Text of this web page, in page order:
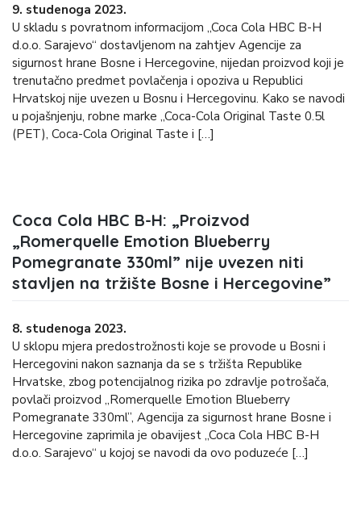
9. studenoga 2023.
U skladu s povratnom informacijom „Coca Cola HBC B-H
d.o.o. Sarajevo“ dostavljenom na zahtjev Agencije za
sigurnost hrane Bosne i Hercegovine, nijedan proizvod koji je
trenutačno predmet povlačenja i opoziva u Republici
Hrvatskoj nije uvezen u Bosnu i Hercegovinu. Kako se navodi
u pojašnjenju, robne marke „Coca-Cola Original Taste 0.5l
(PET), Coca-Cola Original Taste i […]
Coca Cola HBC B-H: „Proizvod
„Romerquelle Emotion Blueberry
Pomegranate 330ml” nije uvezen niti
stavljen na tržište Bosne i Hercegovine”
8. studenoga 2023.
U sklopu mjera predostrožnosti koje se provode u Bosni i
Hercegovini nakon saznanja da se s tržišta Republike
Hrvatske, zbog potencijalnog rizika po zdravlje potrošača,
povlači proizvod „Romerquelle Emotion Blueberry
Pomegranate 330ml”, Agencija za sigurnost hrane Bosne i
Hercegovine zaprimila je obavijest „Coca Cola HBC B-H
d.o.o. Sarajevo“ u kojoj se navodi da ovo poduzeće […]